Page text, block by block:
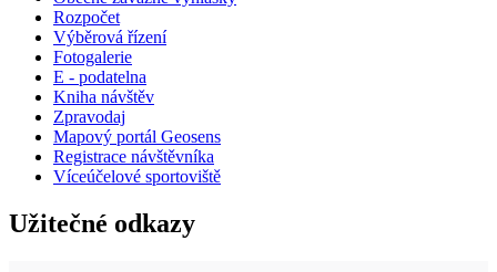
Rozpočet
Výběrová řízení
Fotogalerie
E - podatelna
Kniha návštěv
Zpravodaj
Mapový portál Geosens
Registrace návštěvníka
Víceúčelové sportoviště
Užitečné odkazy